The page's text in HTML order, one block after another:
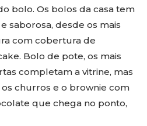
bolo. Os bolos da casa tem
saborosa, desde os mais
com cobertura de
Bolo de pote, os mais
completam a vitrine, mas
churros e o brownie com
que chega no ponto,